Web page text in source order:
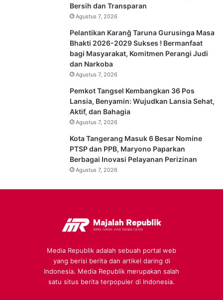
Bersih dan Transparan
Agustus 7, 2026
Pelantikan Karanĝ Taruna Gurusinga Masa
Bhakti 2026-2029 Sukses ! Bermanfaat
bagi Masyarakat, Komitmen Perangi Judi
dan Narkoba
Agustus 7, 2026
Pemkot Tangsel Kembangkan 36 Pos
Lansia, Benyamin: Wujudkan Lansia Sehat,
Aktif, dan Bahagia
Agustus 7, 2026
Kota Tangerang Masuk 6 Besar Nomine
PTSP dan PPB, Maryono Paparkan
Berbagai Inovasi Pelayanan Perizinan
Agustus 7, 2026
Media Republik adalah sebuah portal web
yang berisi berita dan artikel daring di
Indonesia. Media Republik merupakan salah
satu situs berita terpopuler di Indonesia.